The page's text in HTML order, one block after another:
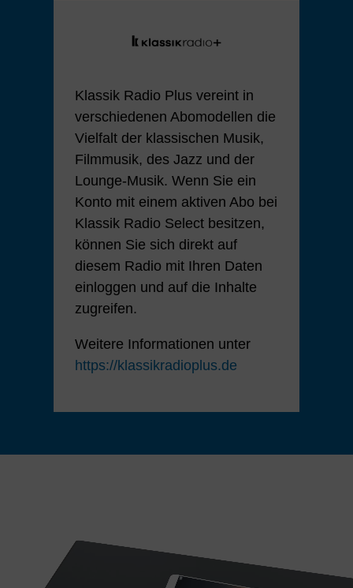
Klassik Radio Plus vereint in
verschiedenen Abomodellen die
Vielfalt der klassischen Musik,
Filmmusik, des Jazz und der
Lounge-Musik. Wenn Sie ein
Konto mit einem aktiven Abo bei
Klassik Radio Select besitzen,
können Sie sich direkt auf
diesem Radio mit Ihren Daten
einloggen und auf die Inhalte
zugreifen.
Weitere Informationen unter
https://klassikradioplus.de